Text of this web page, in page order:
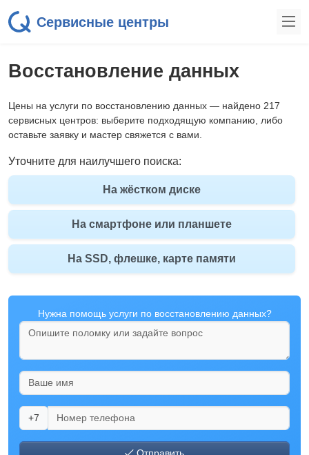
Сервисные центры
Восстановление данных
Цены на услуги по восстановлению данных — найдено 217
сервисных центров: выберите подходящую компанию, либо
оставьте заявку и мастер свяжется с вами.
Уточните для наилучшего поиска:
На жёстком диске
На смартфоне или планшете
На SSD, флешке, карте памяти
Нужна помощь услуги по восстановлению данных?
+7